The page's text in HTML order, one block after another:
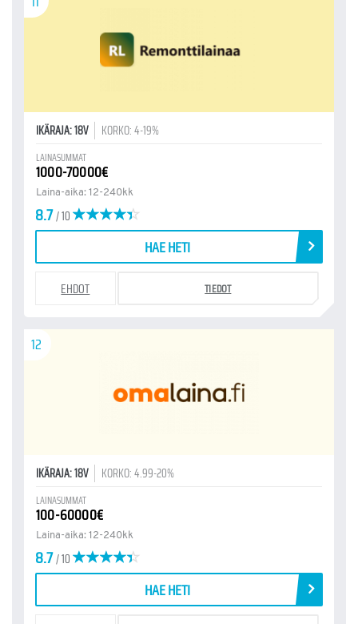
IKÄRAJA: 18V KORKO: 4-19%
LAINASUMMAT
1000-70000€
Laina-aika: 12-240kk
8.7/ 10
HAE HETI
EHDOT TIEDOT
12
IKÄRAJA: 18V KORKO: 4.99-20%
LAINASUMMAT
100-60000€
Laina-aika: 12-240kk
8.7/ 10
HAE HETI